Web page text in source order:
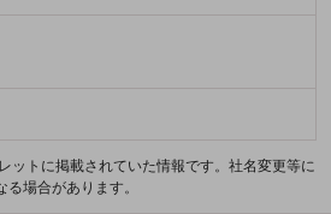
ットに掲載されていた情報です。社名変更等に
る場合があります。